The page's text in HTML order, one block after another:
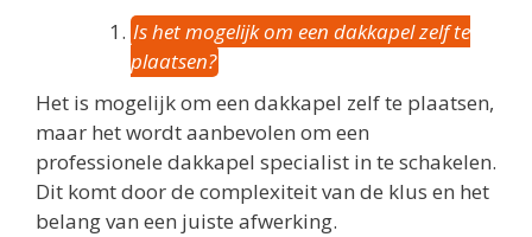
Is het mogelijk om een dakkapel zelf te
plaatsen?
Het is mogelijk om een dakkapel zelf te plaatsen,
maar het wordt aanbevolen om een
professionele dakkapel specialist in te schakelen.
Dit komt door de complexiteit van de klus en het
belang van een juiste afwerking.